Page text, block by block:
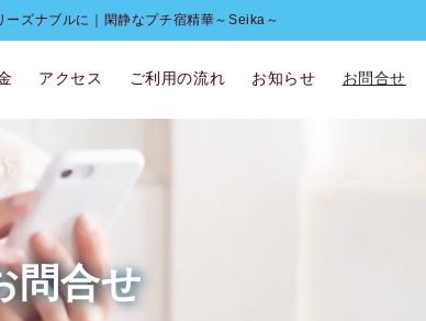
ーズナブルに｜閑静なプチ宿精華～Seika～
アクセス ご利用の流れ お知らせ お問合せ
問合せ